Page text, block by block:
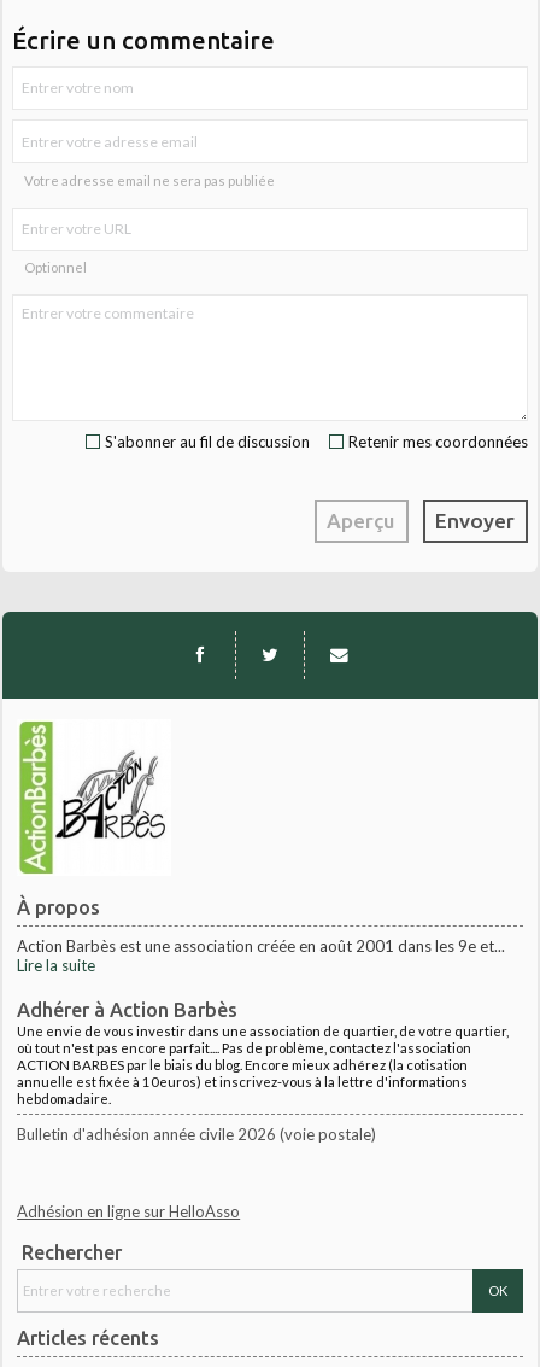
À propos
Action Barbès est une association créée en août 2001 dans les 9e et...
Lire la suite
Adhérer à Action Barbès
Une envie de vous investir dans une association de quartier, de votre quartier,
où tout n'est pas encore parfait.... Pas de problème, contactez l'association
ACTION BARBES par le biais du blog. Encore mieux adhérez (la cotisation
annuelle est fixée à 10euros) et inscrivez-vous à la lettre d'informations
hebdomadaire.
Bulletin d'adhésion année civile 2026 (voie postale)
Adhésion en ligne sur HelloAsso
Rechercher
Articles récents
Écrire un commentaire
Votre adresse email ne sera pas publiée
Optionnel
Retenir mes coordonnées
S'abonner au fil de discussion